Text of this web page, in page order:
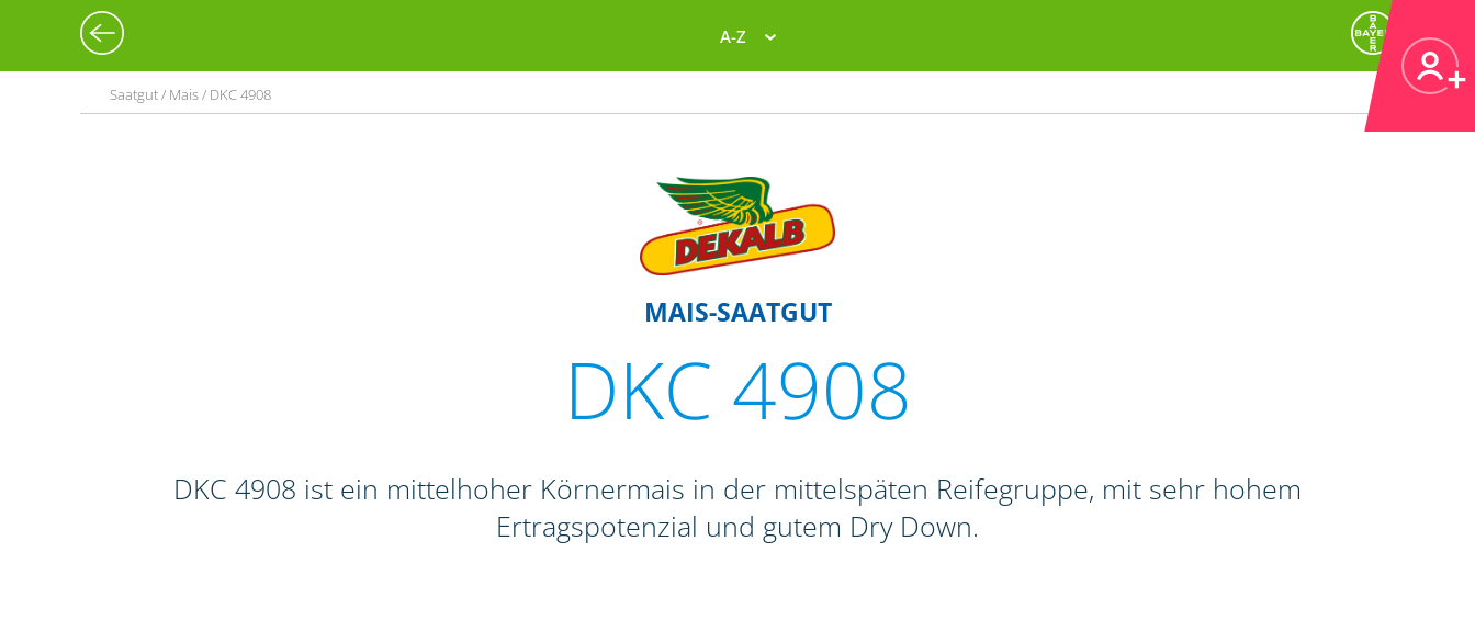
A-Z
Saatgut / Mais / DKC 4908
MAIS-SAATGUT
DKC 4908
DKC 4908 ist ein mittelhoher Körnermais in der mittelspäten Reifegruppe, mit sehr hohem
Ertragspotenzial und gutem Dry Down.